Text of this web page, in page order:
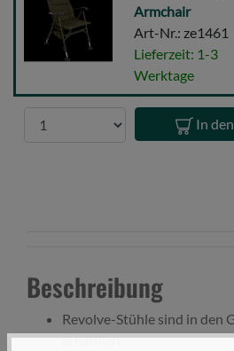
Revolve
Armchair
Armchair
Art-Nr.: ze1461
Lieferzeit: 1-3
Werktage
In
Beschreibung
Revolve-Stühle sind in den
erhältlich.